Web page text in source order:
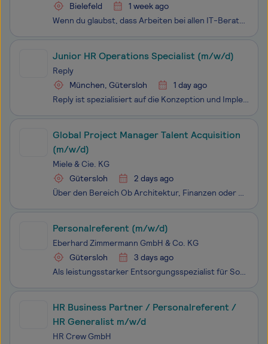
Bielefeld
1 week ago
Wenn du glaubst, dass Arbeiten bei allen IT-Beratungen gleich ist. Free your mind! Bei mindsquare geht´s um mehr: mehr Anspruch, mehr Impact, mehr du. Hier kommst du nicht einfach irgendwo unter. Du wirst Teil einer einzigartigen Community, die dich fordert, fördert und feiert. Wer bei un
Junior HR Operations Specialist (m/w/d)
Reply
München, Gütersloh
1 day ago
Reply ist spezialisiert auf die Konzeption und Implementierung von Lösungen, die auf neuen Kommunikationskanälen und digitalen Medien basieren. Mit einem Netzwerk hoch spezialisierter Unternehmen definiert und entwickelt Reply Geschäftsmodelle, die durch KI, Big Data, Cloud Computing, digitale Medie
Global Project Manager Talent Acquisition
(m/w/d)
Miele & Cie. KG
Gütersloh
2 days ago
Über den Bereich Ob Architektur, Finanzen oder Human Resources – in der Administration gibt es zahlreiche Bereiche mit vielfältigen Möglichkeiten. Hier gestalten wir die Grundlagen für nachhaltigen Erfolg bei Miele. Unsere Teams sorgen für reibungslose Abläufe, strategische Steuerung und ein inspir
Personalreferent (m/w/d)
Eberhard Zimmermann GmbH & Co. KG
Gütersloh
3 days ago
Als leistungsstarker Entsorgungsspezialist für Sonderabfälle leisten wir einen wertvollen Beitrag für einen umweltgerechten und nachhaltigen Umgang mit Schad- und Gefahrstoffen. Wir sehen uns in der Verantwortung, Abfallmengen zu reduzieren und wiederverwertbare Stoffe in den Wirtschaftskreislauf zu
HR Business Partner / Personalreferent /
HR Generalist m/w/d
HR Crew GmbH